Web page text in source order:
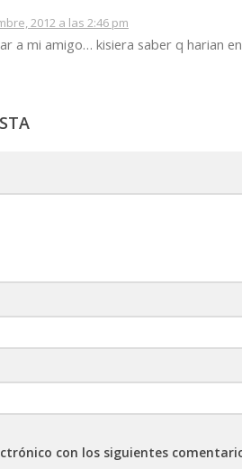
2012 a las 2:46 pm
a mi amigo… kisiera saber q harian
con los siguientes